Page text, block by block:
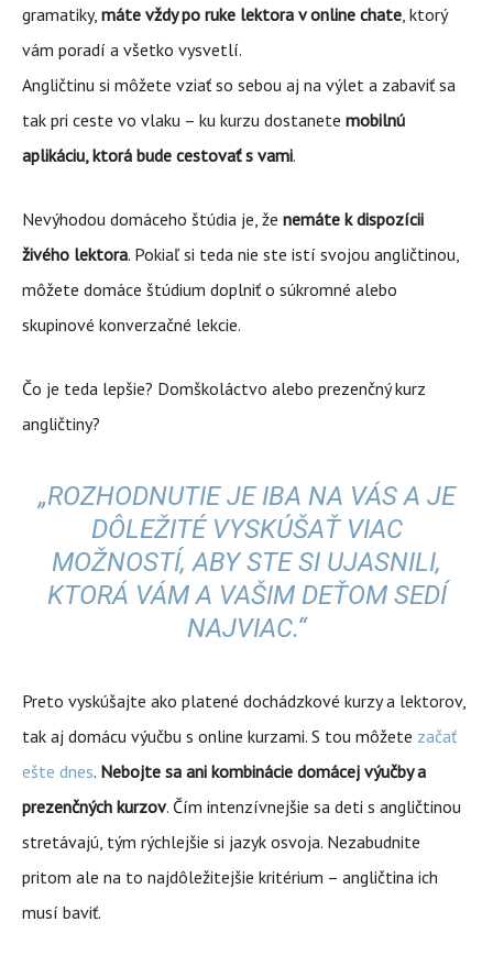
gramatiky, máte vždy po ruke lektora v online chate, ktorý
vám poradí a všetko vysvetlí.
Angličtinu si môžete vziať so sebou aj na výlet a zabaviť sa
tak pri ceste vo vlaku – ku kurzu dostanete mobilnú
aplikáciu, ktorá bude cestovať s vami.
Nevýhodou domáceho štúdia je, že nemáte k dispozícii
živého lektora. Pokiaľ si teda nie ste istí svojou angličtinou,
môžete domáce štúdium doplniť o súkromné alebo
skupinové konverzačné lekcie.
Čo je teda lepšie? Domškoláctvo alebo prezenčný kurz
angličtiny?
„ROZHODNUTIE JE IBA NA VÁS A JE
DÔLEŽITÉ VYSKÚŠAŤ VIAC
MOŽNOSTÍ, ABY STE SI UJASNILI,
KTORÁ VÁM A VAŠIM DEŤOM SEDÍ
NAJVIAC.“
Preto vyskúšajte ako platené dochádzkové kurzy a lektorov,
tak aj domácu výučbu s online kurzami. S tou môžete začať
ešte dnes. Nebojte sa ani kombinácie domácej výučby a
prezenčných kurzov. Čím intenzívnejšie sa deti s angličtinou
stretávajú, tým rýchlejšie si jazyk osvoja. Nezabudnite
pritom ale na to najdôležitejšie kritérium – angličtina ich
musí baviť.